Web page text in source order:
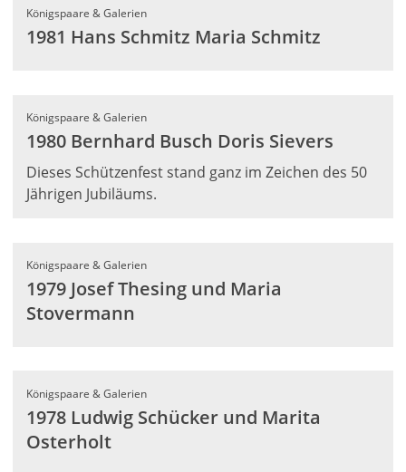
Königspaare & Galerien
1981 Hans Schmitz Maria Schmitz
Königspaare & Galerien
1980 Bernhard Busch Doris Sievers
Dieses Schützenfest stand ganz im Zeichen des 50
Jährigen Jubiläums.
Königspaare & Galerien
1979 Josef Thesing und Maria
Stovermann
Königspaare & Galerien
1978 Ludwig Schücker und Marita
Osterholt